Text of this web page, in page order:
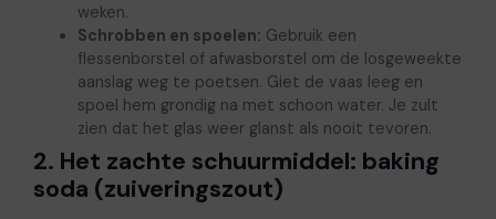
weken.
Schrobben en spoelen: Gebruik een
flessenborstel of afwasborstel om de losgeweekte
aanslag weg te poetsen. Giet de vaas leeg en
spoel hem grondig na met schoon water. Je zult
zien dat het glas weer glanst als nooit tevoren.
2. Het zachte schuurmiddel: baking
soda (zuiveringszout)